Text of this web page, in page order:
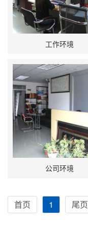
工作环境
公司环境
首页 1 尾页